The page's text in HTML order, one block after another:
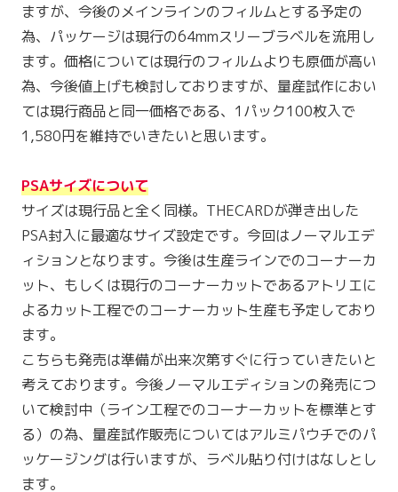
ますが、今後のメインラインのフィルムとする予定の
為、パッケージは現行の64mmスリーブラベルを流用し
ます。価格については現行のフィルムよりも原価が高い
為、今後値上げも検討しておりますが、量産試作におい
ては現行商品と同一価格である、1パック100枚入で
1,580円を維持でいきたいと思います。
PSAサイズについて
サイズは現行品と全く同様。THECARDが弾き出した
PSA封入に最適なサイズ設定です。今回はノーマルエデ
ィションとなります。今後は生産ラインでのコーナーカ
ット、もしくは現行のコーナーカットであるアトリエに
よるカット工程でのコーナーカット生産も予定しており
ます。
こちらも発売は準備が出来次第すぐに行っていきたいと
考えております。今後ノーマルエディションの発売につ
いて検討中（ライン工程でのコーナーカットを標準とす
る）の為、量産試作販売についてはアルミパウチでのパ
ッケージングは行いますが、ラベル貼り付けはなしとし
ます。